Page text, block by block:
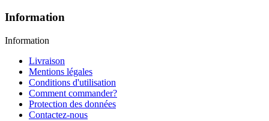
Information
Information
Livraison
Mentions légales
Conditions d'utilisation
Comment commander?
Protection des données
Contactez-nous